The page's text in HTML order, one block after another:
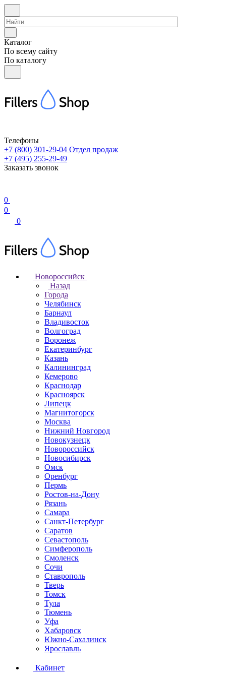
Каталог
По всему сайту
По каталогу
Телефоны
+7 (800) 301-29-04 Отдел продаж
+7 (495) 255-29-49
Заказать звонок
0
0
0
Новороссийск
Назад
Города
Челябинск
Барнаул
Владивосток
Волгоград
Воронеж
Екатеринбург
Казань
Калининград
Кемерово
Краснодар
Красноярск
Липецк
Магнитогорск
Москва
Нижний Новгород
Новокузнецк
Новороссийск
Новосибирск
Омск
Оренбург
Пермь
Ростов-на-Дону
Рязань
Самара
Санкт-Петербург
Саратов
Севастополь
Симферополь
Смоленск
Сочи
Ставрополь
Тверь
Томск
Тула
Тюмень
Уфа
Хабаровск
Южно-Сахалинск
Ярославль
Кабинет